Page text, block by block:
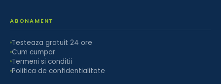
ABONAMENT
Testeaza gratuit 24 ore
Cum cumpar
Termeni si conditii
Politica de confidentialitate